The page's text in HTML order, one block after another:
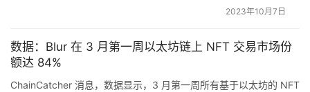
对链上社交图谱的需求
像 Mint 这样的工具可以弥补帖子系统代币化的不足
和 IPFS 存储在内的多种功能。通过将工具放入创造者之手，
革新旅行、教育、社交、影视、游戏和娱乐等…
2023年10月7日
数据：Blur 在 3 月第一周以太坊链上 NFT 交易市场份
额达 84%
ChainCatcher 消息，数据显示，3 月第一周所有基于以太坊的 NFT